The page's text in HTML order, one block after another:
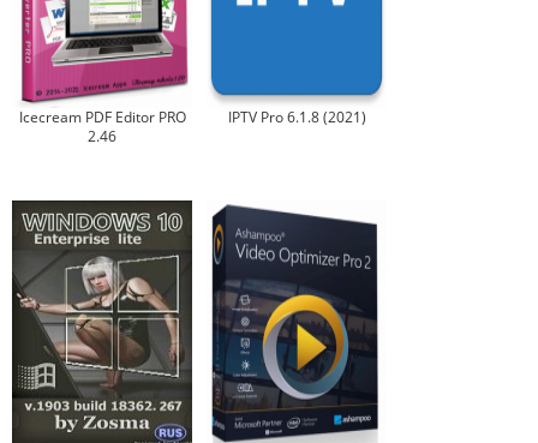
Icecream PDF Editor PRO
2.46
IPTV Pro 6.1.8 (2021)